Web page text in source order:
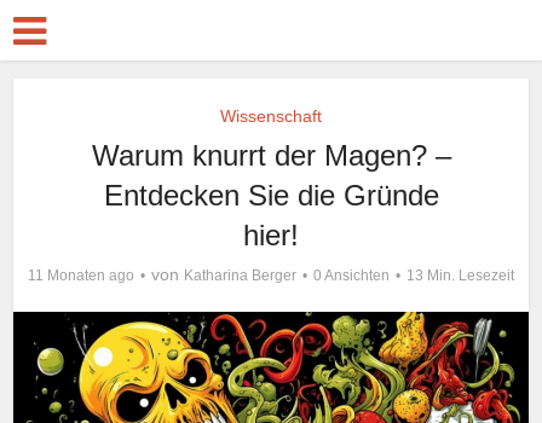
Wissenschaft
Warum knurrt der Magen? –
Entdecken Sie die Gründe
hier!
11 Monaten ago von Katharina Berger 0 Ansichten 13 Min. Lesezeit